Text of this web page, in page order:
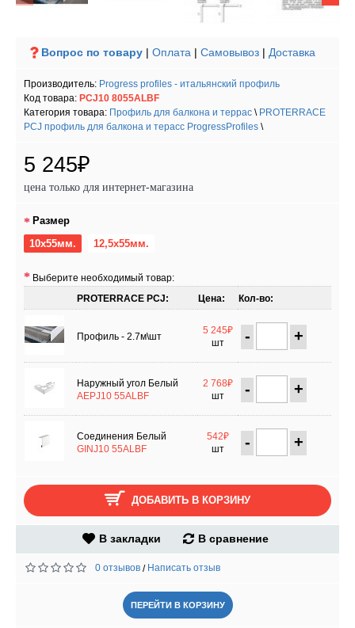
Вопрос по товару | Оплата | Самовывоз | Доставка
Производитель: Progress profiles - итальянский профиль
Код товара: PCJ10 8055ALBF
Категория товара: Профиль для балкона и террас \ PROTERRACE
PCJ профиль для балкона и терасс ProgressProfiles \
5 245₽
цена только для интернет-магазина
Размер
10х55мм.
12,5х55мм.
Выберите необходимый товар:
PROTERRACE PCJ:
Цена: Кол-во:
Профиль - 2.7м\шт
5 245₽
шт
- +
Наружный угол Белый
AEPJ10 55ALBF
2 768₽
шт
- +
Соединения Белый
GINJ10 55ALBF
542₽
шт
- +
ДОБАВИТЬ В КОРЗИНУ
В закладки В сравнение
0 отзывов / Написать отзыв
ПЕРЕЙТИ В КОРЗИНУ